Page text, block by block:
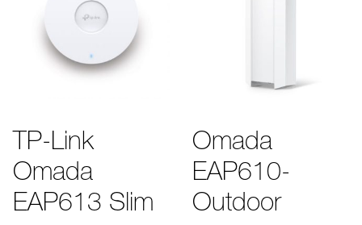
TP-Link
Omada
EAP613 Slim
Omada
EAP610-
Outdoor